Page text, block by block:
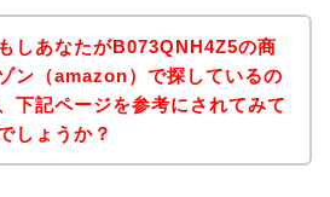
しあなたがB073QNH4Z5の商
ン（amazon）で探しているの
下記ページを参考にされてみて
しょうか？